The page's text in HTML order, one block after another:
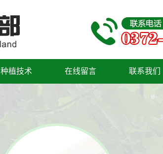
种植技术 在线留言 联系我们